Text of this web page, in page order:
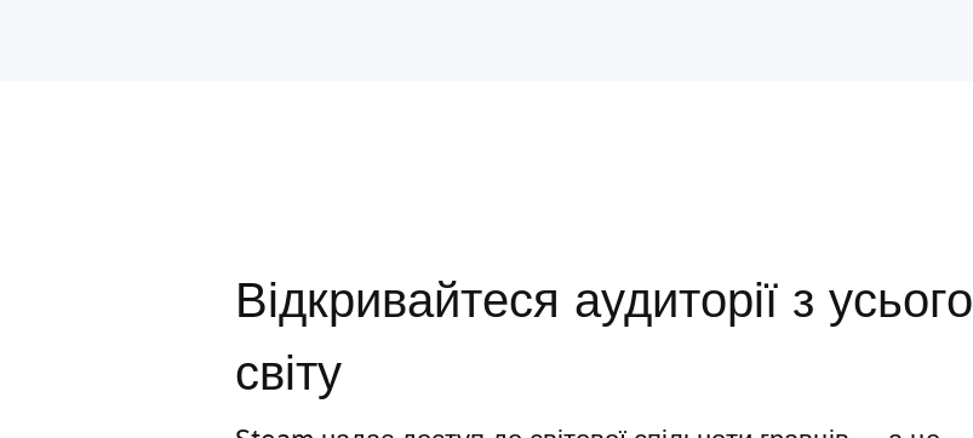
Відкривайтеся аудиторії з усього
світу